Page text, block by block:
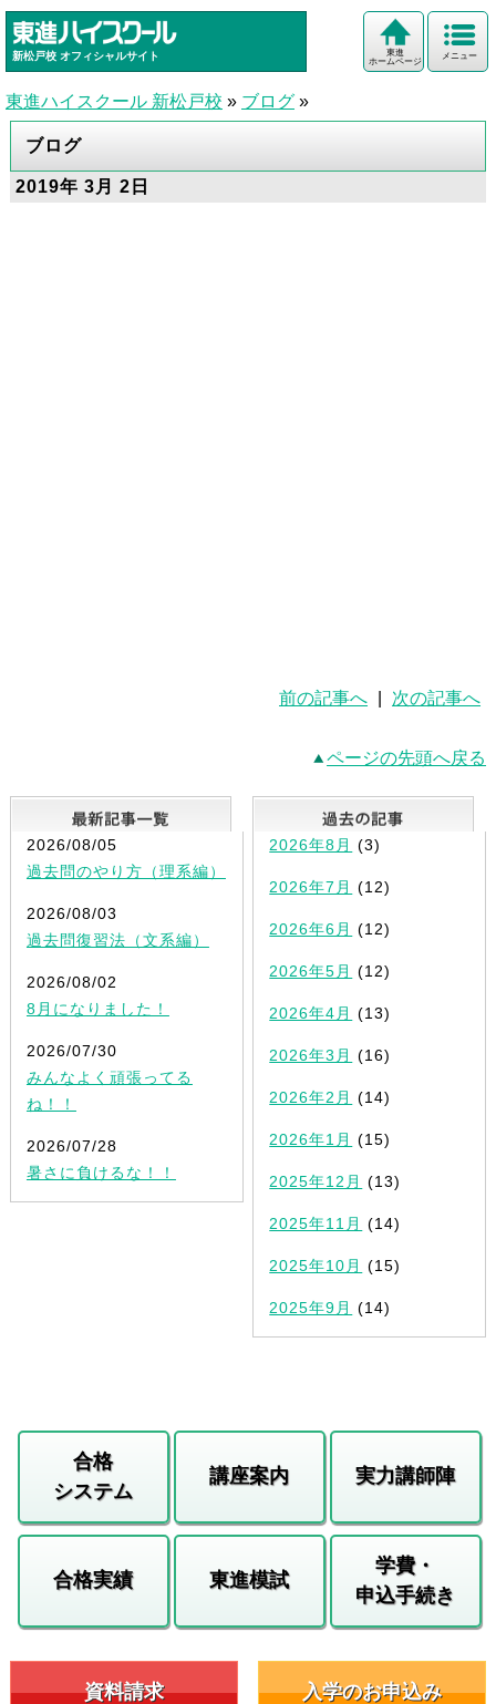
新松戸校 オフィシャルサイト メニュー
東進
ホームページ
東進ハイスクール 新松戸校 » ブログ »
ブログ
2019年 3月 2日
前の記事へ 次の記事へ
ページの先頭へ戻る
最新記事一覧
2026/08/05
過去問のやり方（理系編）
2026/08/03
過去問復習法（文系編）
2026/08/02
8月になりました！
2026/07/30
みんなよく頑張ってる
ね！！
2026/07/28
暑さに負けるな！！
2026年8月 (3)
2026年7月 (12)
2026年6月 (12)
2026年5月 (12)
2026年4月 (13)
2026年3月 (16)
2026年2月 (14)
2026年1月 (15)
2025年12月 (13)
2025年11月 (14)
2025年10月 (15)
2025年9月 (14)
合格
システム
講座案内 実力講師陣
合格実績 東進模試
学費・
申込手続き
資料請求 入学のお申込み